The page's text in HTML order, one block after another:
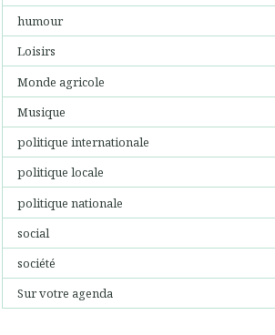
humour
Loisirs
Monde agricole
Musique
politique internationale
politique locale
politique nationale
social
société
Sur votre agenda